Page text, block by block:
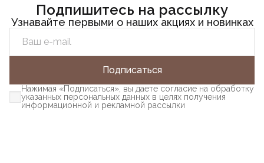
Подпишитесь на рассылку
Узнавайте первыми о наших акциях и новинках
Подписаться
Нажимая «Подписаться», вы даете согласие на обработку
указанных персональных данных в целях получения
информационной и рекламной рассылки